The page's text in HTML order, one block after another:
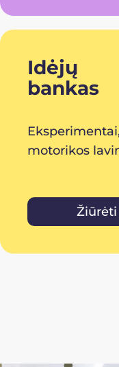
Idėjų
bankas
motorikos
Žiūrėti